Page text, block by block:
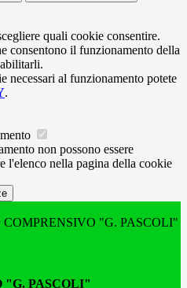
quali cookie consentire.
consentono il funzionamento della
necessari al funzionamento potete
.
non possono essere
l'elenco nella pagina della cookie
"G. PASCOLI"
"G. PASCOLI"